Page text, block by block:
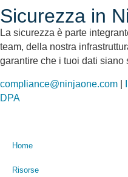
Sicurezza in
La sicurezza è parte
team, della nostra
garantire che i tuoi dati siano
compliance@ninjaone.com
DPA
Home
Risorse
Domande